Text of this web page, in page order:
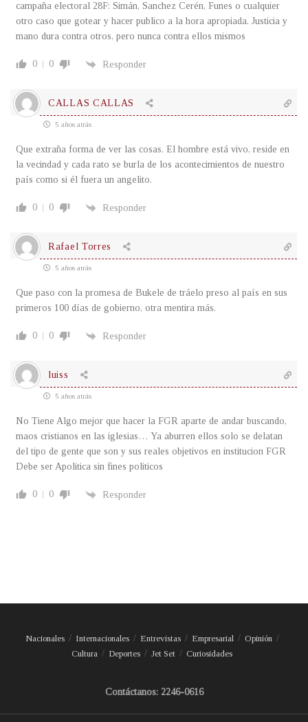
campaña electoral 28F: Simán, Sanchez Cerén, Funes o cualquier
otro caso que gotear y hacer publico a la hora apropiada. Justicia y
mano dura contra otros, pero nunca contra ellos mismos
0 0 Responder
CALLAS CALLAS
5 años atrás
Que extraña forma de ver las cosas. El hombre está vivo, reside en
la vecindad y cada rato se burla de los acontecimientos de nuestro
país como si él fuera un angelito.
0 0 Responder
Rafael Torres
5 años atrás
Que paso con la promesa de Bukele de tráelo preso al país en sus
primeros 100 días de gobierno, otra mentira más.
0 0 Responder
luiss
5 años atrás
No Tiene Algo mejor que hacer la FGR aparte de andar buscando,
maos cristianos en las iglesias… Ya aburren ellos solo se delatan
del tipo de gente que son y sus reales objetivos en institucion FGR
Debe ser Apolitica sin fines politicos
0 0 Responder
Nacionales Internacionales Entrevistas Empresarial
Opinión
Cultura
Deportes Jet Set Curiosidades
Contáctanos: 2246-0616